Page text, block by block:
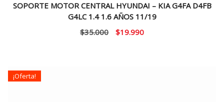
SOPORTE MOTOR CENTRAL HYUNDAI – KIA G4FA D4FB
G4LC 1.4 1.6 AÑOS 11/19
$35.000
El
$19.990El
¡Oferta!